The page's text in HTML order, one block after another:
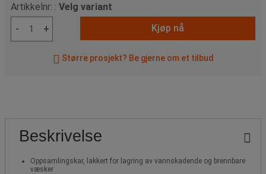
Artikkelnr: : Velg variant
-
+ Kjøp nå
Større prosjekt? Be gjerne om et tilbud
Beskrivelse
Oppsamlingskar, lakkert for lagring av vannskadende og brennbare
væsker